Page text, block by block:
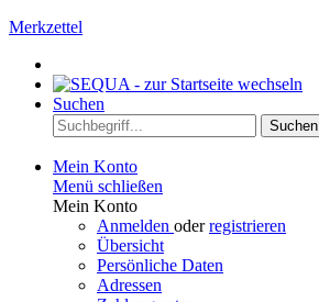
Merkzettel
Suchen
Suchen
Mein Konto
Menü schließen
Mein Konto
Anmelden oderregistrieren
Übersicht
Persönliche Daten
Adressen